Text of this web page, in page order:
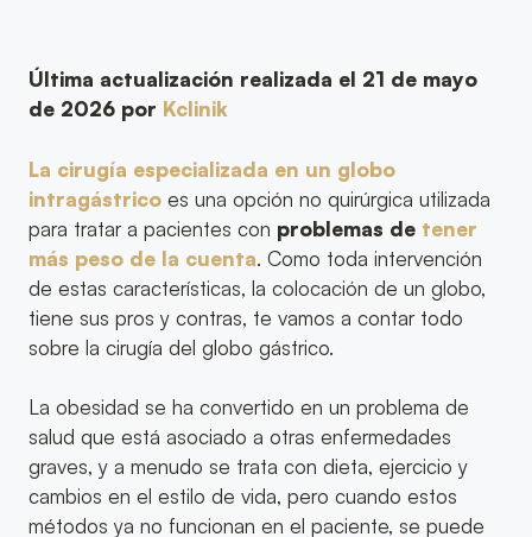
Última actualización realizada el 21 de mayo
de 2026 por Kclinik
La cirugía especializada en un globo
intragástrico es una opción no quirúrgica utilizada
para tratar a pacientes con problemas de tener
más peso de la cuenta. Como toda intervención
de estas características, la colocación de un globo,
tiene sus pros y contras, te vamos a contar todo
sobre la cirugía del globo gástrico.
La obesidad se ha convertido en un problema de
salud que está asociado a otras enfermedades
graves, y a menudo se trata con dieta, ejercicio y
cambios en el estilo de vida, pero cuando estos
métodos ya no funcionan en el paciente, se puede